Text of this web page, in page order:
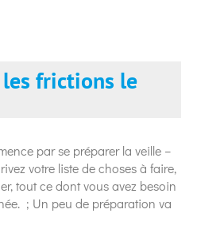
frictions le
par se préparer la veille –
votre liste de choses à faire,
tout ce dont vous avez besoin
; Un peu de préparation va